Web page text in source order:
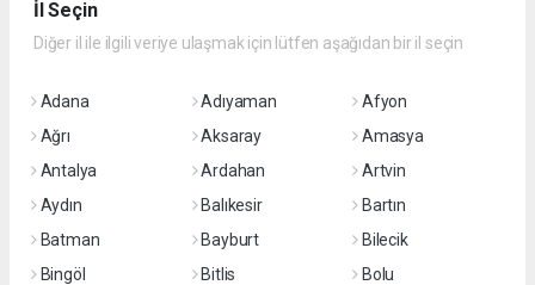
İl Seçin
Diğer il ile ilgili veriye ulaşmak için lütfen aşağıdan bir il seçin
Adana Adıyaman
Afyon
Ağrı
Aksaray
Amasya
Antalya
Ardahan
Artvin
Aydın
Balıkesir
Bartın
Batman
Bayburt
Bilecik
Bingöl
Bitlis
Bolu